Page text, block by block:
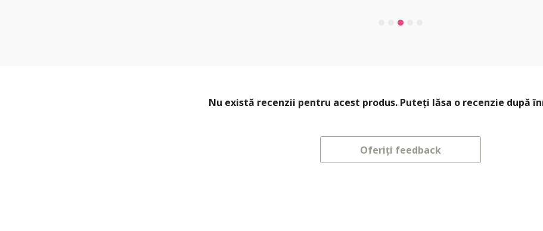
Nu există recenzii pentru acest produs. Puteți lăsa o recenzie după
Oferiți feedback